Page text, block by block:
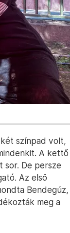
színpad volt,
A kettő
sor. De persze
Az első
Bendegúz,
meg a